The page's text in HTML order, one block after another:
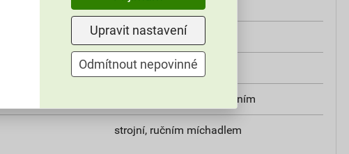
žlutá
640 g/m²
exteriér
válečkem, štětcem, stříkáním
strojní, ručním míchadlem
Upravit nastavení
Odmítnout nepovinné